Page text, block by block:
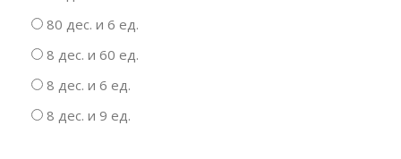
80 дес. и 6 ед.
8 дес. и 60 ед.
8 дес. и 6 ед.
8 дес. и 9 ед.